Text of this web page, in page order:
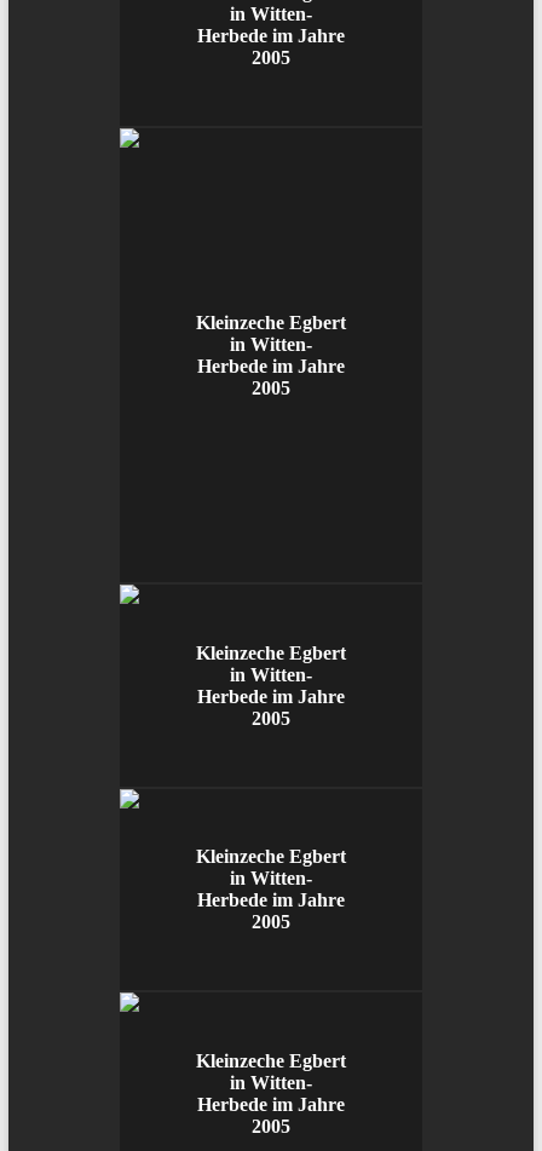
in Witten-
Herbede im Jahre
2005
Kleinzeche Egbert
in Witten-
Herbede im Jahre
2005
Kleinzeche Egbert
in Witten-
Herbede im Jahre
2005
Kleinzeche Egbert
in Witten-
Herbede im Jahre
2005
Kleinzeche Egbert
in Witten-
Herbede im Jahre
2005